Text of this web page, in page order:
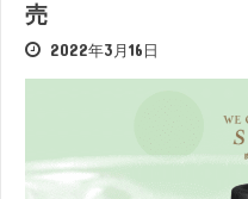
売
2022年3月16日